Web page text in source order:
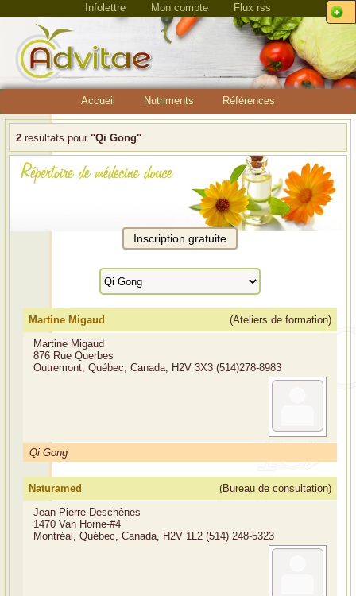
Infolettre Mon compte Flux rss
Accueil Nutriments Références
2 resultats pour "Qi Gong"
Martine Migaud
(Ateliers de formation)
Martine Migaud
876 Rue Querbes
Outremont, Québec, Canada, H2V 3X3 (514)278-8983
Qi Gong
Naturamed
(Bureau de consultation)
Jean-Pierre Deschênes
1470 Van Horne-#4
Montréal, Québec, Canada, H2V 1L2 (514) 248-5323